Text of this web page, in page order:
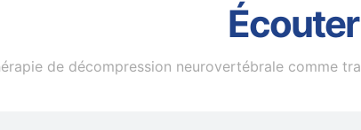
de décompression neurovertébrale comme